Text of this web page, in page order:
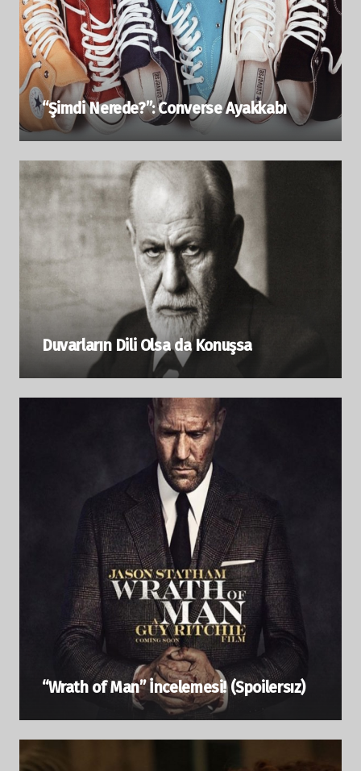
“Şimdi Nerede?”: Converse Ayakkabı
Duvarların Dili Olsa da Konuşsa
“Wrath of Man” İncelemesi! (Spoilersız)